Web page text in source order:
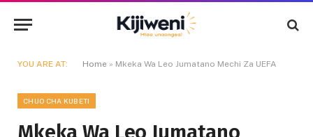
YOU ARE AT: Home » Mkeka Wa Leo Jumatano Mechi Za UEFA
CHUO CHA KUBETI